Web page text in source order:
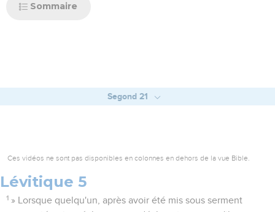
Sommaire
Segond 21
Ces vidéos ne sont pas disponibles en colonnes en dehors de la vue Bible.
Lévitique 5
1 » Lorsque quelqu'un, après avoir été mis sous serment